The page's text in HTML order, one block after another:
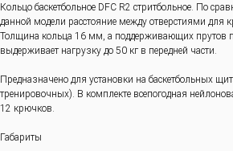
Кольцо баскетбольное DFC R2 стритбольное. По
данной модели расстояние между отверстиями для
Толщина кольца 16 мм, а поддерживающих прутов
выдерживает нагрузку до 50 кг в передней части.
Предназначено для установки на баскетбольных
тренировочных). В комплекте всепогодная
12 крючков.
Габариты